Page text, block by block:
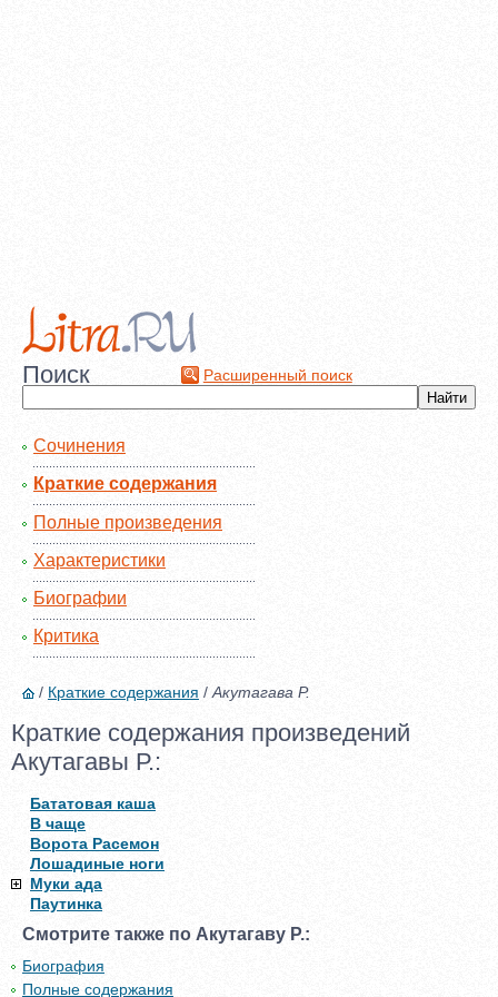
Поиск Расширенный поиск
Сочинения
Краткие содержания
Полные произведения
Характеристики
Биографии
Критика
/ Краткие содержания / Акутагава Р.
Краткие содержания произведений
Акутагавы Р.:
Бататовая каша
В чаще
Ворота Расемон
Лошадиные ноги
Муки ада
Паутинка
Смотрите также по Акутагаву Р.:
Биография
Полные содержания